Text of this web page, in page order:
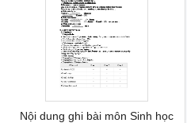
Nội dung ghi bài môn Sinh học